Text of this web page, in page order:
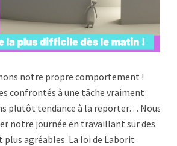
notre propre comportement !
confrontés à une tâche vraiment
plutôt tendance à la reporter… Nous
notre journée en travaillant sur des
plus agréables. La loi de Laborit